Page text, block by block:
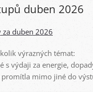
duben 2026
za duben 2026
výrazných témat:
s výdaji za energie,
mimo jiné do